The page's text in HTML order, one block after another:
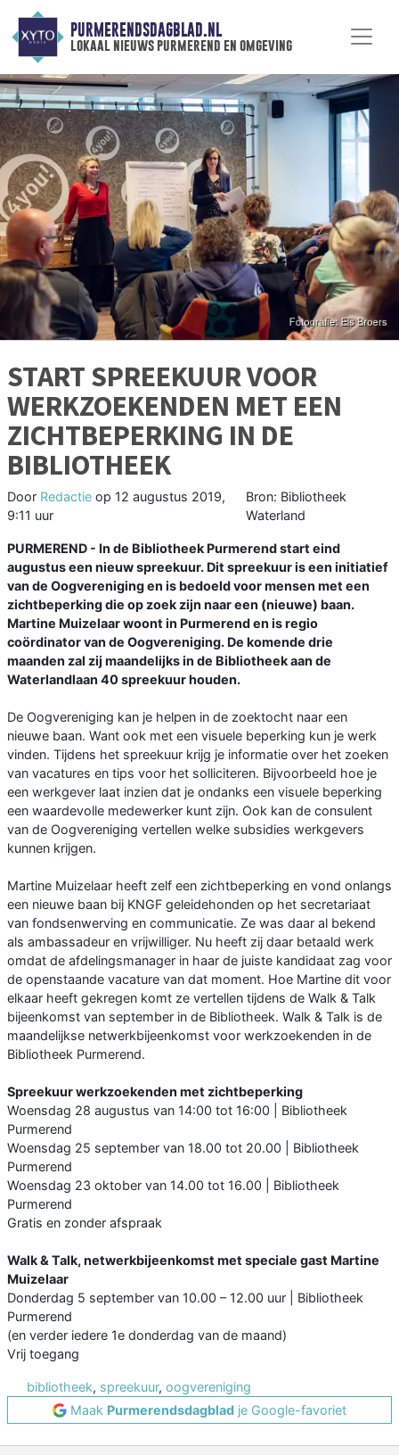
PURMERENDSDAGBLAD.NL
lokaal nieuws purmerend en omgeving
START SPREEKUUR VOOR
WERKZOEKENDEN MET EEN
ZICHTBEPERKING IN DE
BIBLIOTHEEK
Door Redactie op 12 augustus 2019,
9:11 uur
Bron: Bibliotheek
Waterland
PURMEREND - In de Bibliotheek Purmerend start eind
augustus een nieuw spreekuur. Dit spreekuur is een initiatief
van de Oogvereniging en is bedoeld voor mensen met een
zichtbeperking die op zoek zijn naar een (nieuwe) baan.
Martine Muizelaar woont in Purmerend en is regio
coördinator van de Oogvereniging. De komende drie
maanden zal zij maandelijks in de Bibliotheek aan de
Waterlandlaan 40 spreekuur houden.
De Oogvereniging kan je helpen in de zoektocht naar een
nieuwe baan. Want ook met een visuele beperking kun je werk
vinden. Tijdens het spreekuur krijg je informatie over het zoeken
van vacatures en tips voor het solliciteren. Bijvoorbeeld hoe je
een werkgever laat inzien dat je ondanks een visuele beperking
een waardevolle medewerker kunt zijn. Ook kan de consulent
van de Oogvereniging vertellen welke subsidies werkgevers
kunnen krijgen.
Martine Muizelaar heeft zelf een zichtbeperking en vond onlangs
een nieuwe baan bij KNGF geleidehonden op het secretariaat
van fondsenwerving en communicatie. Ze was daar al bekend
als ambassadeur en vrijwilliger. Nu heeft zij daar betaald werk
omdat de afdelingsmanager in haar de juiste kandidaat zag voor
de openstaande vacature van dat moment. Hoe Martine dit voor
elkaar heeft gekregen komt ze vertellen tijdens de Walk & Talk
bijeenkomst van september in de Bibliotheek. Walk & Talk is de
maandelijkse netwerkbijeenkomst voor werkzoekenden in de
Bibliotheek Purmerend.
Spreekuur werkzoekenden met zichtbeperking
Woensdag 28 augustus van 14:00 tot 16:00 | Bibliotheek
Purmerend
Woensdag 25 september van 18.00 tot 20.00 | Bibliotheek
Purmerend
Woensdag 23 oktober van 14.00 tot 16.00 | Bibliotheek
Purmerend
Gratis en zonder afspraak
Walk & Talk, netwerkbijeenkomst met speciale gast Martine
Muizelaar
Donderdag 5 september van 10.00 – 12.00 uur | Bibliotheek
Purmerend
(en verder iedere 1e donderdag van de maand)
Vrij toegang
bibliotheek, spreekuur, oogvereniging
Maak Purmerendsdagblad je Google-favoriet